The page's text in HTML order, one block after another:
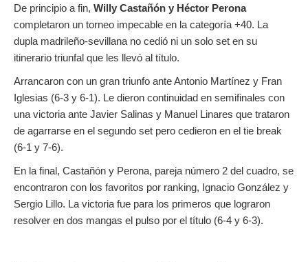
De principio a fin, Willy Castañón y Héctor Perona
completaron un torneo impecable en la categoría +40. La
dupla madrileño-sevillana no cedió ni un solo set en su
itinerario triunfal que les llevó al título.
Arrancaron con un gran triunfo ante Antonio Martínez y Fran
Iglesias (6-3 y 6-1). Le dieron continuidad en semifinales con
una victoria ante Javier Salinas y Manuel Linares que trataron
de agarrarse en el segundo set pero cedieron en el tie break
(6-1 y 7-6).
En la final, Castañón y Perona, pareja número 2 del cuadro, se
encontraron con los favoritos por ranking, Ignacio González y
Sergio Lillo. La victoria fue para los primeros que lograron
resolver en dos mangas el pulso por el título (6-4 y 6-3).